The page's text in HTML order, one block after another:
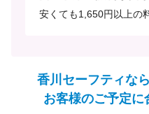
安くても1,650円以上の
香川セーフティな
お客様のご予定に